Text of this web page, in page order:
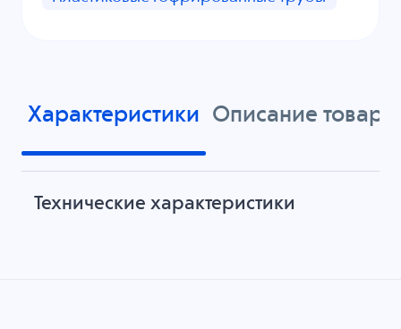
Характеристики Описание товара
Технические характеристики